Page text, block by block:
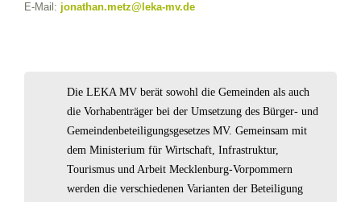
E-Mail: jonathan.metz@leka-mv.de
Die LEKA MV berät sowohl die Gemeinden als auch
die Vorhabenträger bei der Umsetzung des Bürger- und
Gemeindenbeteiligungsgesetzes MV. Gemeinsam mit
dem Ministerium für Wirtschaft, Infrastruktur,
Tourismus und Arbeit Mecklenburg-Vorpommern
werden die verschiedenen Varianten der Beteiligung